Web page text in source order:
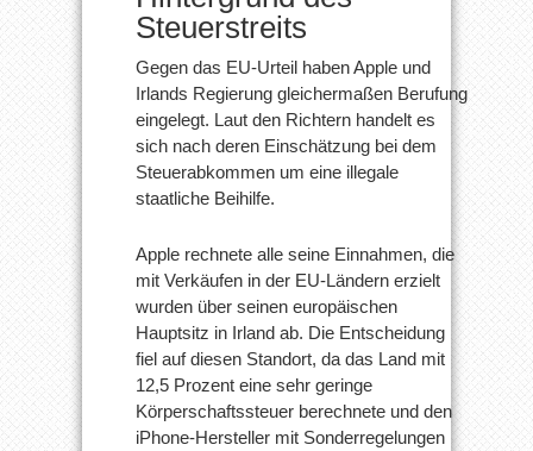
Steuerstreits
Gegen das EU-Urteil haben Apple und
Irlands Regierung gleichermaßen Berufung
eingelegt. Laut den Richtern handelt es
sich nach deren Einschätzung bei dem
Steuerabkommen um eine illegale
staatliche Beihilfe.
Apple rechnete alle seine Einnahmen, die
mit Verkäufen in der EU-Ländern erzielt
wurden über seinen europäischen
Hauptsitz in Irland ab. Die Entscheidung
fiel auf diesen Standort, da das Land mit
12,5 Prozent eine sehr geringe
Körperschaftssteuer berechnete und den
iPhone-Hersteller mit Sonderregelungen